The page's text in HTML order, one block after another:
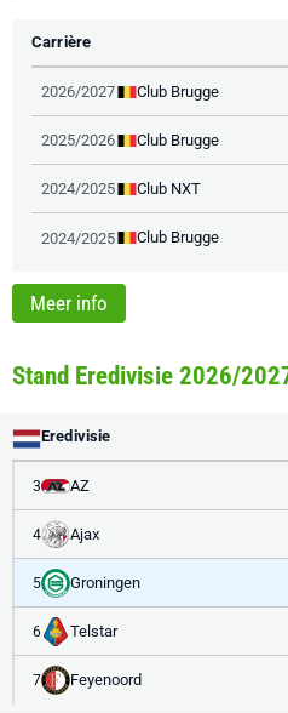
Carrière
2026/2027 Club Brugge
2025/2026 Club Brugge
2024/2025 Club NXT
2024/2025 Club Brugge
Meer info
Stand Eredivisie 2026/
Eredivisie
3 AZ
4 Ajax
5 Groningen
6 Telstar
7 Feyenoord